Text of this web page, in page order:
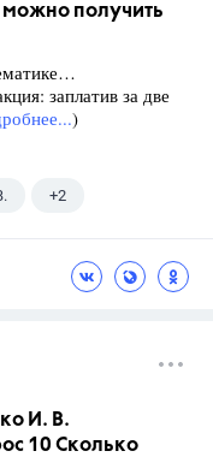
получить
заплатив за две
)
+2
И. В.
10 Сколько